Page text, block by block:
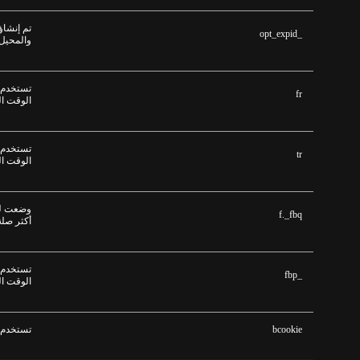
_opt_expid
تم
fr
تستخدم
الوقت
tr
تستخدم
الوقت
f._fbq
وضعت
أكثر
_fbp
تستخدم
الوقت
bcookie تستخدم